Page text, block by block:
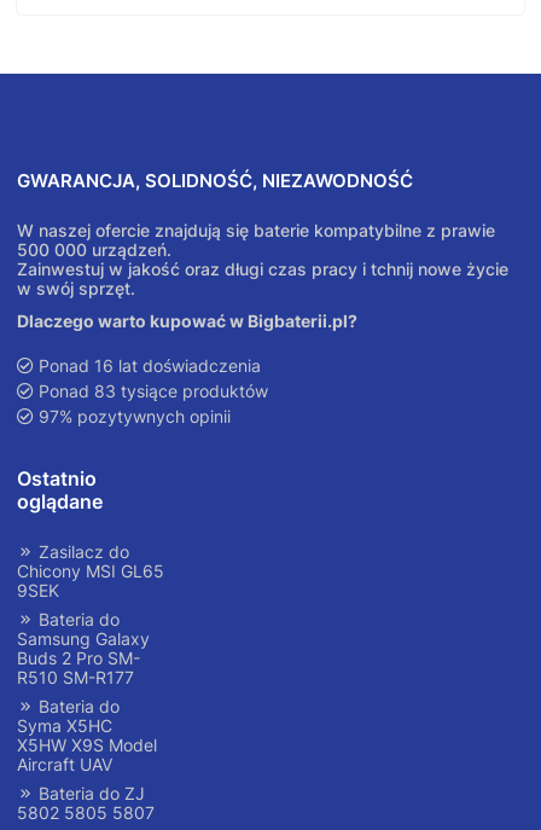
GWARANCJA, SOLIDNOŚĆ, NIEZAWODNOŚĆ
W naszej ofercie znajdują się baterie kompatybilne z prawie
500 000 urządzeń.
Zainwestuj w jakość oraz długi czas pracy i tchnij nowe życie
w swój sprzęt.
Dlaczego warto kupować w Bigbaterii.pl?
Ponad 16 lat doświadczenia
Ponad 83 tysiące produktów
97% pozytywnych opinii
Ostatnio
oglądane
Zasilacz do
Chicony MSI GL65
9SEK
Bateria do
Samsung Galaxy
Buds 2 Pro SM-
R510 SM-R177
Bateria do
Syma X5HC
X5HW X9S Model
Aircraft UAV
Bateria do ZJ
5802 5805 5807